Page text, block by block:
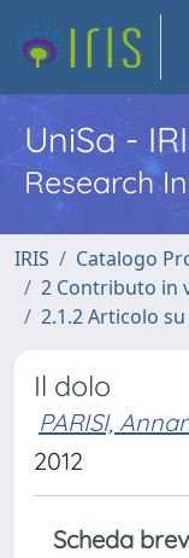
UniSa -
Research
IRIS
Catalogo
2 Contributo in
2.1.2 Articolo
Il dolo
PARISI,
2012
Scheda